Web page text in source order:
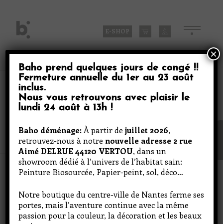
content
E-SHOP
Baho
Plan du site
Baho prend quelques jours de congé !!
Fermeture annuelle du1er au 23 août
inclus.
Nous vous retrouvons avec plaisir le
lundi 24 août à 13h !
Baho déménage: À partir dejuillet 2026,
retrouvez-nous à notre nouvelle adresse 2 rue
Aimé DELRUE 44120 VERTOU, dans un
showroom dédié à l’univers de l’habitat sain:
Peinture Biosourcée, Papier-peint, sol, déco…
Notre boutique du centre-ville de Nantes ferme ses
portes, mais l’aventure continue avec la même
passion pour la couleur, la décoration et les beaux
×